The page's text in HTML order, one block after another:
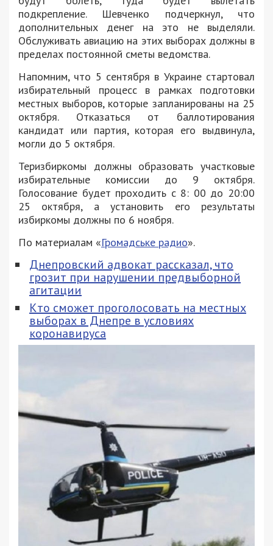
подкрепление. Шевченко подчеркнул, что
дополнительных денег на это не выделяли.
Обслуживать авиацию на этих выборах должны в
пределах постоянной сметы ведомства.
Напомним, что 5 сентября в Украине стартовал
избирательный процесс в рамках подготовки
местных выборов, которые запланированы на 25
октября. Отказаться от баллотирования
кандидат или партия, которая его выдвинула,
могли до 5 октября.
Теризбиркомы должны образовать участковые
избирательные комиссии до 9 октября.
Голосование будет проходить с 8: 00 до 20:00
25 октября, а установить его результаты
избиркомы должны по 6 ноября.
По материалам «Громадське радио».
Днепровский адвокат рассказал, что
грозит при нарушении предвыборной
агитации
Кто сможет проголосовать на местных
выборах в Днепре в условиях
коронавируса